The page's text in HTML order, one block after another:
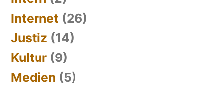
Internet (26)
Justiz (14)
Kultur (9)
Medien (5)